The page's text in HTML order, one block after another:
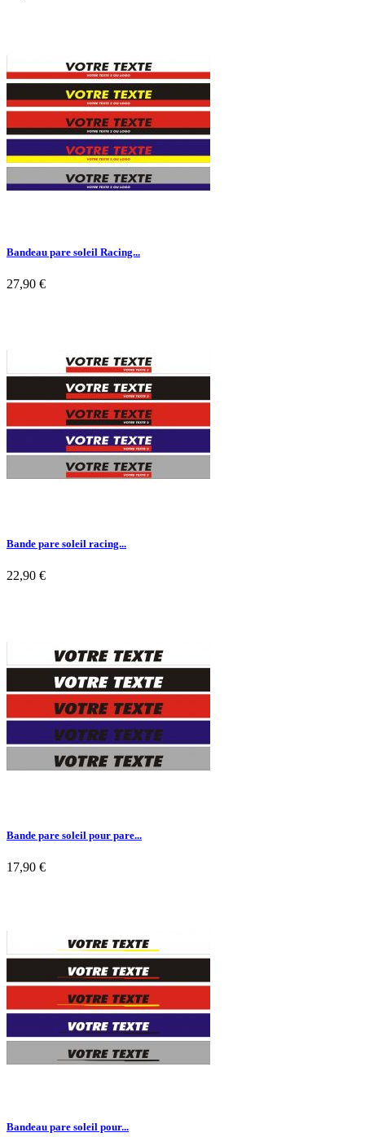
Bandeau pare soleil Racing...
27,90 €
Bande pare soleil racing...
22,90 €
Bande pare soleil pour pare...
17,90 €
Bandeau pare soleil pour...